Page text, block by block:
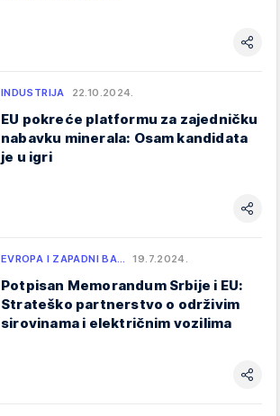
INDUSTRIJA 22.10.2024.
EU pokreće platformu za zajedničku
nabavku minerala: Osam kandidata
je u igri
EVROPA I ZAPADNI BA… 19.7.2024.
Potpisan Memorandum Srbije i EU:
Strateško partnerstvo o održivim
sirovinama i električnim vozilima